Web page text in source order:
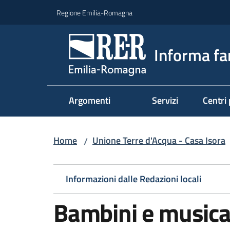
Regione Emilia-Romagna
Informa
Argomenti Servizi Centri
Home / Unione Terre d'Acqua - Casa Isora
Informazioni dalle Redazioni locali
Bambini e musica